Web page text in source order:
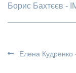
Борис Бахтєєв -
Елена